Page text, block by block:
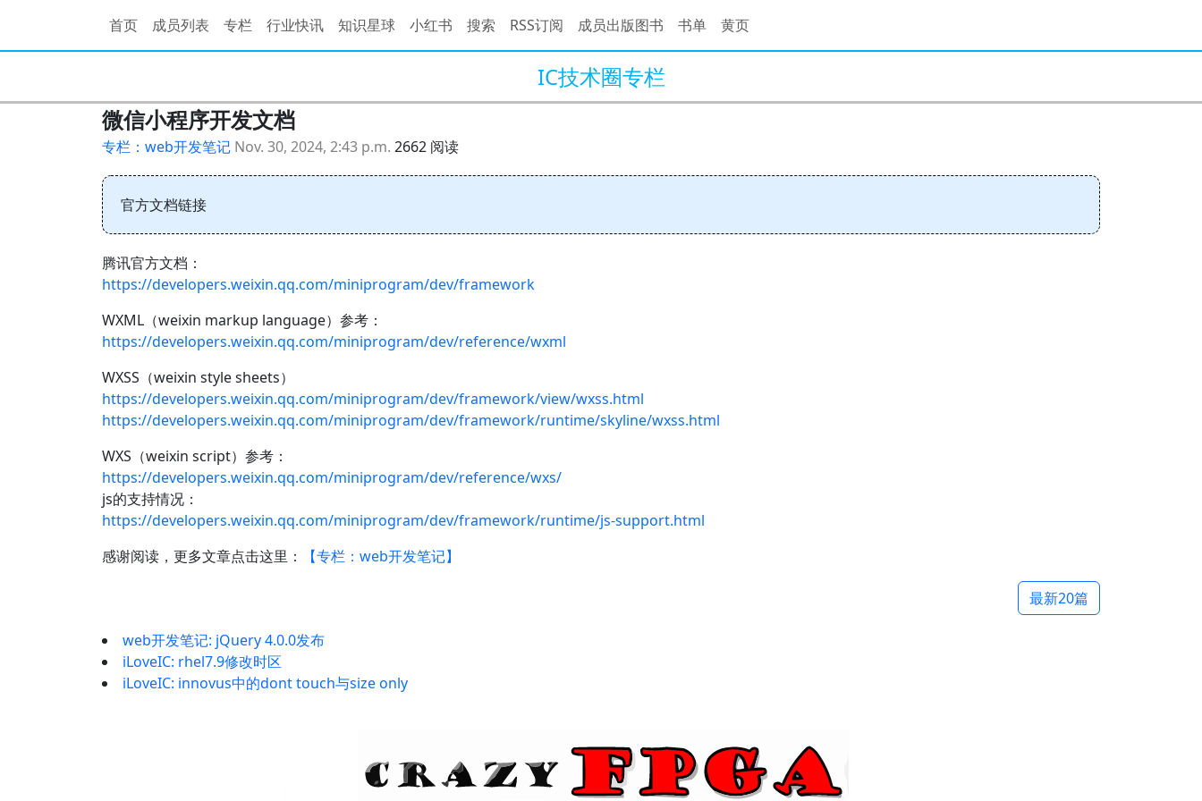
首页 成员列表 专栏 行业快讯 知识星球 小红书 搜索 RSS订阅 成员出版图书 书单 黄页
IC技术圈专栏
微信小程序开发文档
专栏：web开发笔记 Nov. 30, 2024, 2:43 p.m. 2662 阅读
官方文档链接
腾讯官方文档：
https://developers.weixin.qq.com/miniprogram/dev/framework
WXML（weixin markup language）参考：
https://developers.weixin.qq.com/miniprogram/dev/reference/wxml
WXSS（weixin style sheets）
https://developers.weixin.qq.com/miniprogram/dev/framework/view/wxss.html
https://developers.weixin.qq.com/miniprogram/dev/framework/runtime/skyline/wxss.html
WXS（weixin script）参考：
https://developers.weixin.qq.com/miniprogram/dev/reference/wxs/
js的支持情况：
https://developers.weixin.qq.com/miniprogram/dev/framework/runtime/js-support.html
感谢阅读，更多文章点击这里：
【专栏：web开发笔记】
最新20篇
web开发笔记: jQuery 4.0.0发布
iLoveIC: rhel7.9修改时区
iLoveIC: innovus中的dont touch与size only